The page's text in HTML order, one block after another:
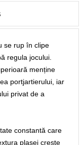
se rup în clipe
regula jocului.
menține
portjartierului, iar
privat de a
constantă care
plasei crește